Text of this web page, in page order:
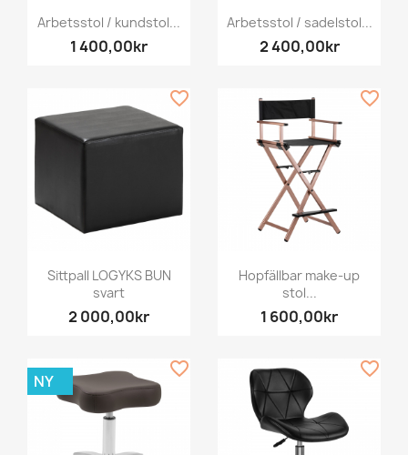
Arbetsstol / kundstol...
1 400,00kr
Arbetsstol / sadelstol...
2 400,00kr
Sittpall LOGYKS BUN
svart
2 000,00kr
favorite_border
Hopfällbar make-up
stol...
1 600,00kr
favorite_border
NY
favorite_border favorite_border